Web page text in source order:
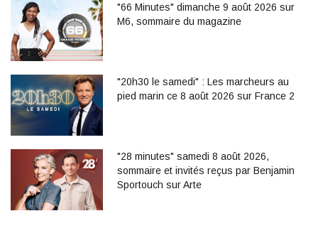
"66 Minutes" dimanche 9 août 2026 sur
M6, sommaire du magazine
"20h30 le samedi" : Les marcheurs au
pied marin ce 8 août 2026 sur France 2
"28 minutes" samedi 8 août 2026,
sommaire et invités reçus par Benjamin
Sportouch sur Arte